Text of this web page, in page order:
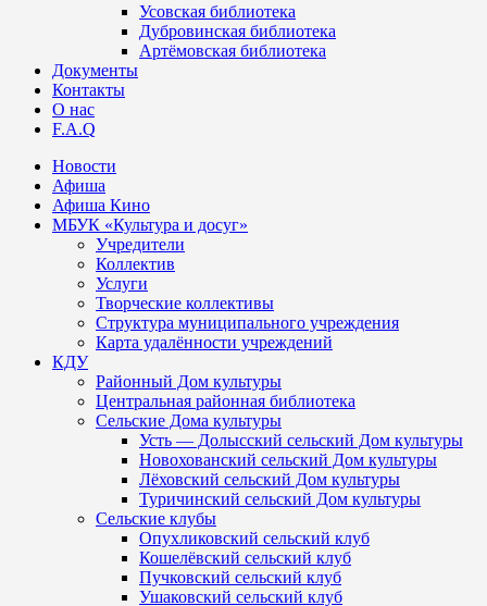
Усовская библиотека
Дубровинская библиотека
Артёмовская библиотека
Документы
Контакты
О нас
F.A.Q
Новости
Афиша
Афиша Кино
МБУК «Культура и досуг»
Учредители
Коллектив
Услуги
Творческие коллективы
Структура муниципального учреждения
Карта удалённости учреждений
КДУ
Районный Дом культуры
Центральная районная библиотека
Сельские Дома культуры
Усть — Долысский сельский Дом культуры
Новохованский сельский Дом культуры
Лёховский сельский Дом культуры
Туричинский сельский Дом культуры
Сельские клубы
Опухликовский сельский клуб
Кошелёвский сельский клуб
Пучковский сельский клуб
Ушаковский сельский клуб